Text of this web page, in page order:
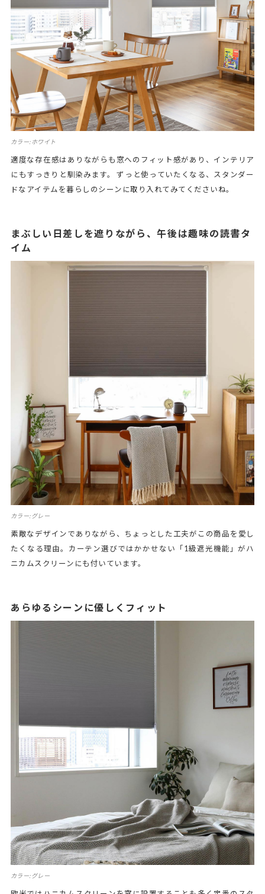
カラー:ホワイト
適度な存在感はありながらも窓へのフィット感があり、インテリア
にもすっきりと馴染みます。 ずっと使っていたくなる、スタンダー
ドなアイテムを暮らしのシーンに取り入れてみてくださいね。
まぶしい日差しを遮りながら、午後は趣味の読書タ
イム
カラー:グレー
素敵なデザインでありながら、ちょっとした工夫がこの商品を愛し
たくなる理由。カーテン選びではかかせない「1級遮光機能」がハ
ニカムスクリーンにも付いています。
あらゆるシーンに優しくフィット
カラー:グレー